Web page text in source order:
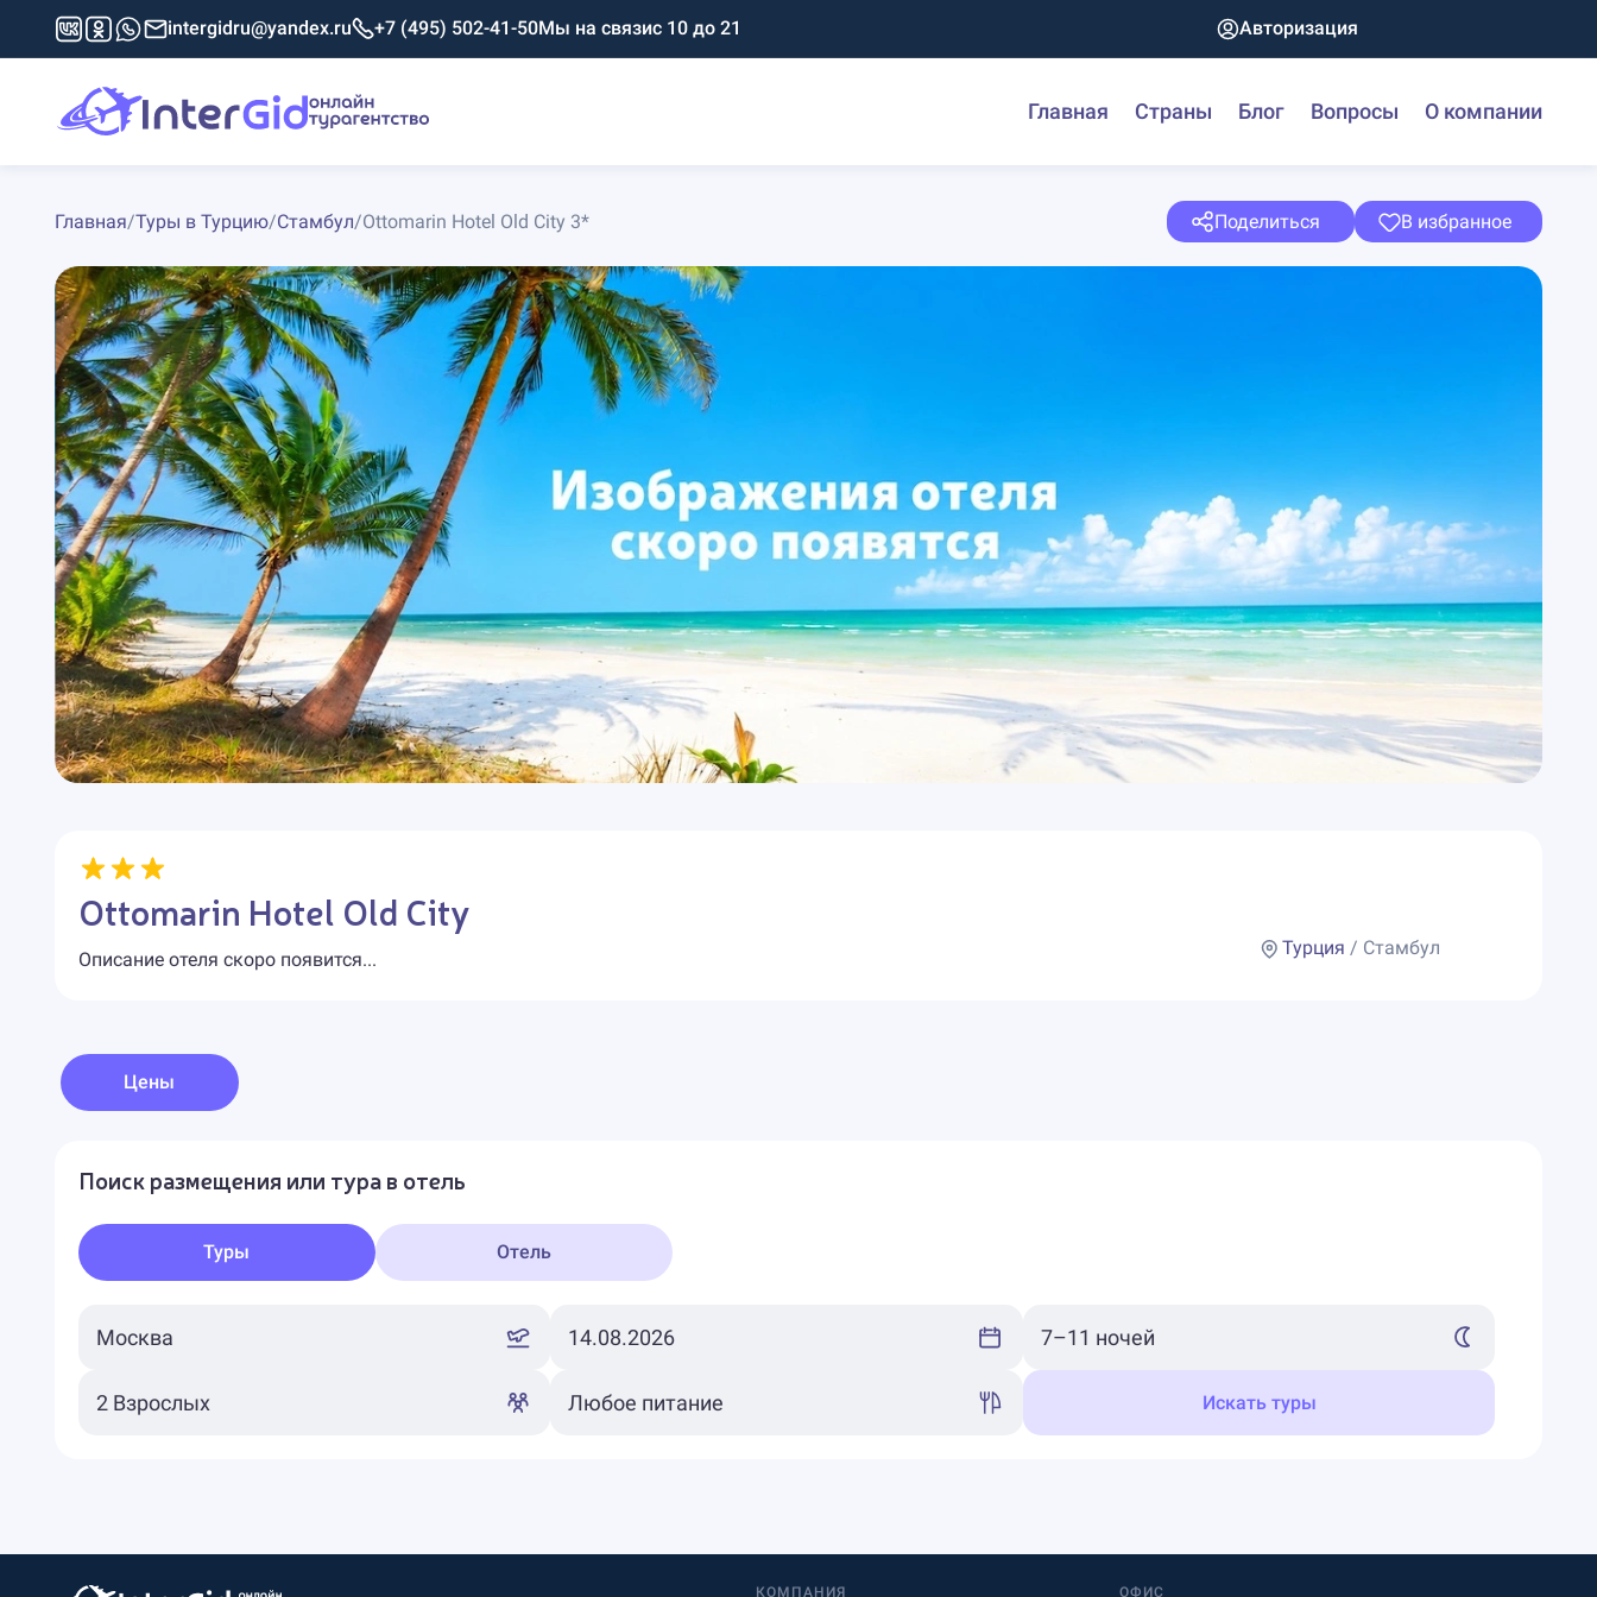
intergidru@yandex.ru +7 (495) 502-41-50Мы на связис 10 до 21 Авторизация
Главная Страны Блог Вопросы О компании
Главная/Туры в Турцию/Стамбул/Ottomarin Hotel Old City 3* Поделиться В избранное
Ottomarin Hotel Old City
Описание отеля скоро появится...
Турция / Стамбул
Цены
Поиск размещения или тура в отель
Туры Отель
Искать туры
КОМПАНИЯ ОФИС